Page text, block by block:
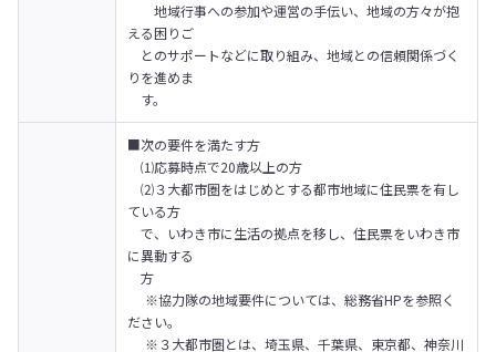
地域行事への参加や運営の手伝い、地域の方々が抱
える困りご
とのサポートなどに取り組み、地域との信頼関係づく
りを進めま
す。
■次の要件を満たす方
⑴応募時点で20歳以上の方
⑵３大都市圏をはじめとする都市地域に住民票を有し
ている方
で、いわき市に生活の拠点を移し、住民票をいわき市
に異動する
方
※協力隊の地域要件については、総務省HPを参照く
ださい。